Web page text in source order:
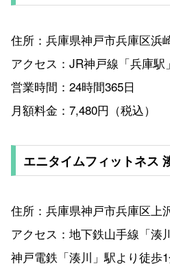
住所：兵庫県神戸市兵庫区浜
アクセス：JR神戸線「兵庫
営業時間：24時間365日
月額料金：7,480円（税込）
エニタイムフィットネス
住所：兵庫県神戸市兵庫区上
アクセス：地下鉄山手線「湊
神戸電鉄「湊川」駅より徒歩